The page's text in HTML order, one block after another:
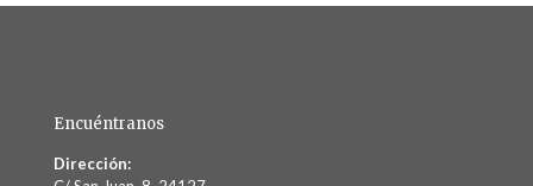
Encuéntranos
Dirección: